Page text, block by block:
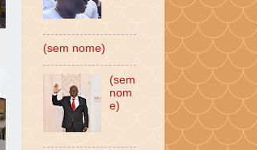
(sem nome)
(sem
nom
e)